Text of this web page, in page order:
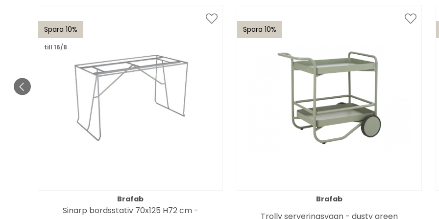
Spara 10%
till 16/8
Brafab
Sinarp bordsstativ 70x125 H72 cm -
Spara 10%
Brafab
Trolly serveringsvagn - dusty green